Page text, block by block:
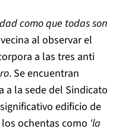
como que todas son
al observar el
a las tres anti
. Se encuentran
a la sede del Sindicato
edificio de
ochentas como ‘la